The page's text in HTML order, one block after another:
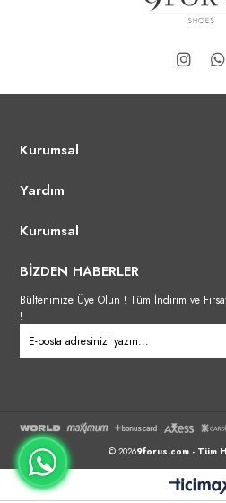
Kurumsal
Yardım
Kurumsal
BİZDEN HABERLER
Bültenimize Üye Olun ! Tüm İndirim ve
!
© 20269forus.com - Tüm